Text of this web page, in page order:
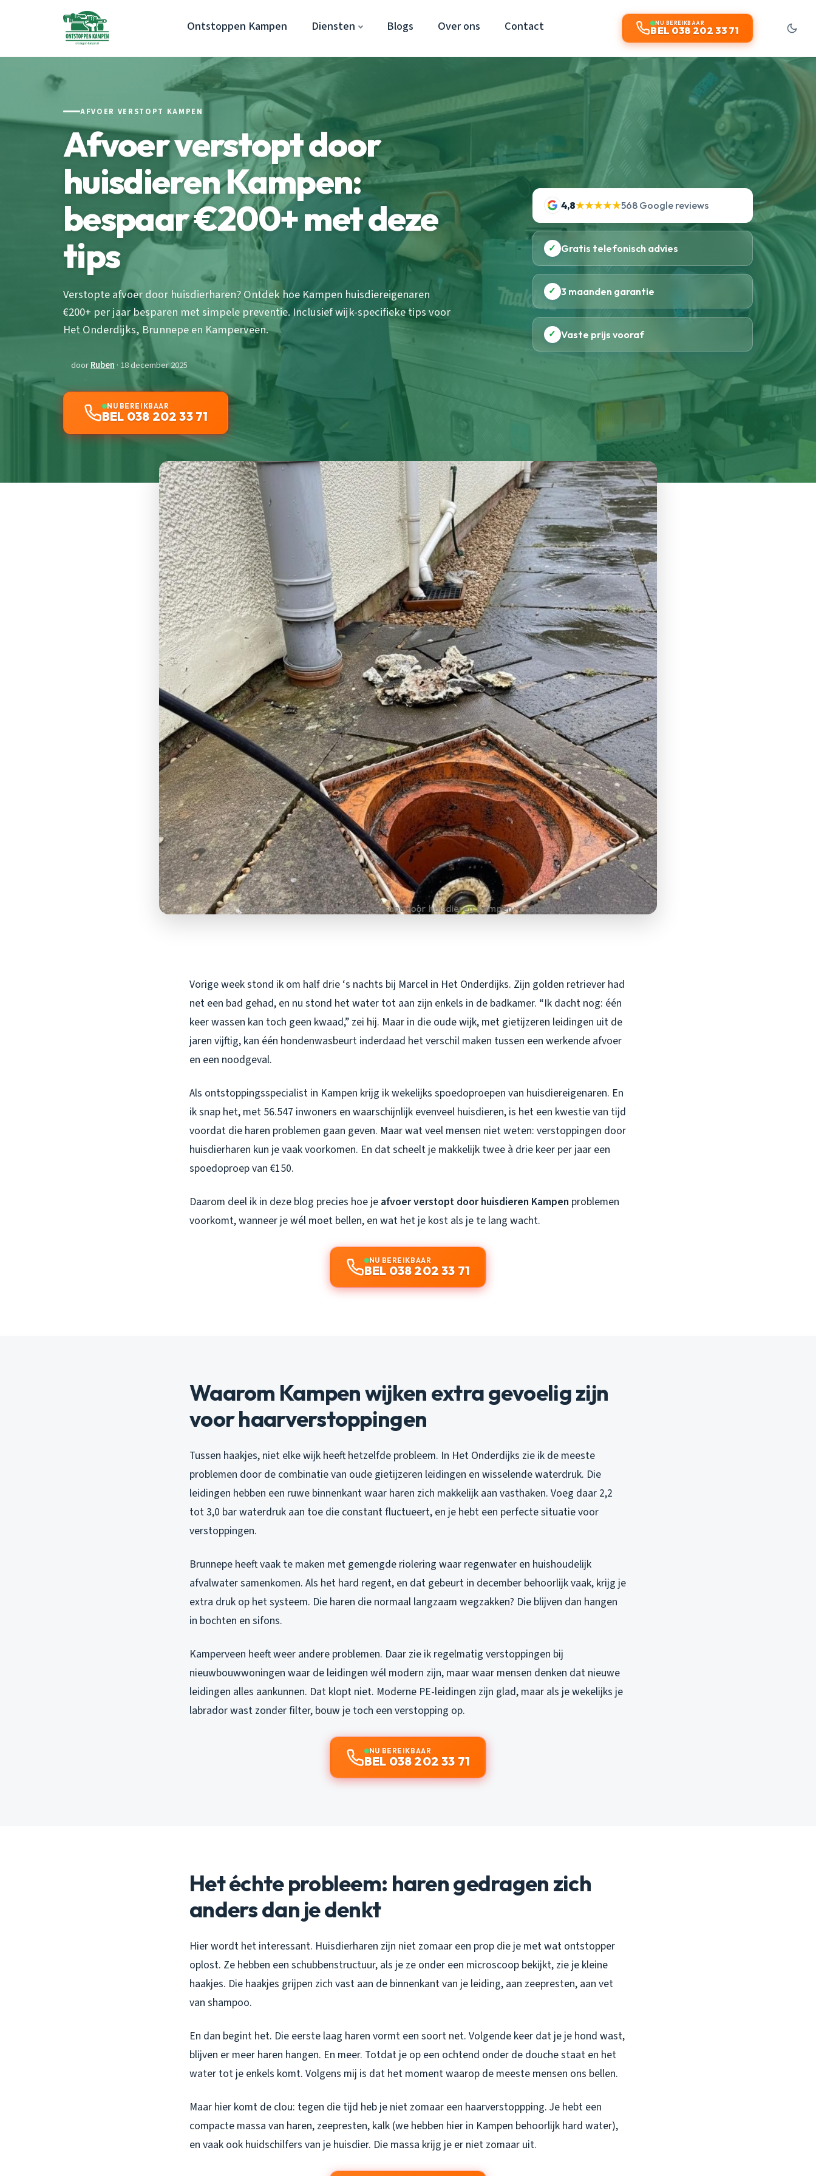
Ontstoppen Kampen Diensten Blogs Over ons Contact NU BEREIKBAAR
BEL 038 202 33 71
AFVOER VERSTOPT KAMPEN
Afvoer verstopt door
huisdieren Kampen:
bespaar €200+ met deze
tips
Verstopte afvoer door huisdierharen? Ontdek hoe Kampen huisdiereigenaren
€200+ per jaar besparen met simpele preventie. Inclusief wijk-specifieke tips voor
Het Onderdijks, Brunnepe en Kamperveen.
doorRuben · 18 december 2025
NU BEREIKBAAR
BEL 038 202 33 71
4,8★★★★★568 Google reviews
✓ Gratis telefonisch advies
✓ 3 maanden garantie
✓ Vaste prijs vooraf
Vorige week stond ik om half drie ‘s nachts bij Marcel in Het Onderdijks. Zijn golden retriever had
net een bad gehad, en nu stond het water tot aan zijn enkels in de badkamer. “Ik dacht nog: één
keer wassen kan toch geen kwaad,” zei hij. Maar in die oude wijk, met gietijzeren leidingen uit de
jaren vijftig, kan één hondenwasbeurt inderdaad het verschil maken tussen een werkende afvoer
en een noodgeval.
Als ontstoppingsspecialist in Kampen krijg ik wekelijks spoedoproepen van huisdiereigenaren. En
ik snap het, met 56.547 inwoners en waarschijnlijk evenveel huisdieren, is het een kwestie van tijd
voordat die haren problemen gaan geven. Maar wat veel mensen niet weten: verstoppingen door
huisdierharen kun je vaak voorkomen. En dat scheelt je makkelijk twee à drie keer per jaar een
spoedoproep van €150.
Daarom deel ik in deze blog precies hoe je afvoer verstopt door huisdieren Kampen problemen
voorkomt, wanneer je wél moet bellen, en wat het je kost als je te lang wacht.
NU BEREIKBAAR
BEL 038 202 33 71
Waarom Kampen wijken extra gevoelig zijn
voor haarverstoppingen
Tussen haakjes, niet elke wijk heeft hetzelfde probleem. In Het Onderdijks zie ik de meeste
problemen door de combinatie van oude gietijzeren leidingen en wisselende waterdruk. Die
leidingen hebben een ruwe binnenkant waar haren zich makkelijk aan vasthaken. Voeg daar 2,2
tot 3,0 bar waterdruk aan toe die constant fluctueert, en je hebt een perfecte situatie voor
verstoppingen.
Brunnepe heeft vaak te maken met gemengde riolering waar regenwater en huishoudelijk
afvalwater samenkomen. Als het hard regent, en dat gebeurt in december behoorlijk vaak, krijg je
extra druk op het systeem. Die haren die normaal langzaam wegzakken? Die blijven dan hangen
in bochten en sifons.
Kamperveen heeft weer andere problemen. Daar zie ik regelmatig verstoppingen bij
nieuwbouwwoningen waar de leidingen wél modern zijn, maar waar mensen denken dat nieuwe
leidingen alles aankunnen. Dat klopt niet. Moderne PE-leidingen zijn glad, maar als je wekelijks je
labrador wast zonder filter, bouw je toch een verstopping op.
NU BEREIKBAAR
BEL 038 202 33 71
Het échte probleem: haren gedragen zich
anders dan je denkt
Hier wordt het interessant. Huisdierharen zijn niet zomaar een prop die je met wat ontstopper
oplost. Ze hebben een schubbenstructuur, als je ze onder een microscoop bekijkt, zie je kleine
haakjes. Die haakjes grijpen zich vast aan de binnenkant van je leiding, aan zeepresten, aan vet
van shampoo.
En dan begint het. Die eerste laag haren vormt een soort net. Volgende keer dat je je hond wast,
blijven er meer haren hangen. En meer. Totdat je op een ochtend onder de douche staat en het
water tot je enkels komt. Volgens mij is dat het moment waarop de meeste mensen ons bellen.
Maar hier komt de clou: tegen die tijd heb je niet zomaar een haarverstoppping. Je hebt een
compacte massa van haren, zeepresten, kalk (we hebben hier in Kampen behoorlijk hard water),
en vaak ook huidschilfers van je huisdier. Die massa krijg je er niet zomaar uit.